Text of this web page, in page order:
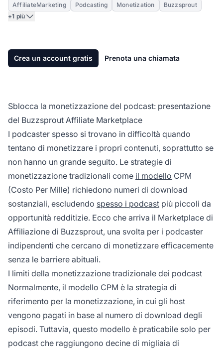
AffiliateMarketing Podcasting Monetization
Buzzsprout
+1 più
Crea un account gratis Prenota una chiamata
Sblocca la monetizzazione del podcast: presentazione
del Buzzsprout Affiliate Marketplace
I podcaster spesso si trovano in difficoltà quando
tentano di monetizzare i propri contenuti, soprattutto se
non hanno un grande seguito. Le strategie di
monetizzazione tradizionali come il modello CPM
(Costo Per Mille) richiedono numeri di download
sostanziali, escludendo spesso i podcast più piccoli da
opportunità redditizie. Ecco che arriva il Marketplace di
Affiliazione di Buzzsprout, una svolta per i podcaster
indipendenti che cercano di monetizzare efficacemente
senza le barriere abituali.
I limiti della monetizzazione tradizionale dei podcast
Normalmente, il modello CPM è la strategia di
riferimento per la monetizzazione, in cui gli host
vengono pagati in base al numero di download degli
episodi. Tuttavia, questo modello è praticabile solo per
podcast che raggiungono decine di migliaia di